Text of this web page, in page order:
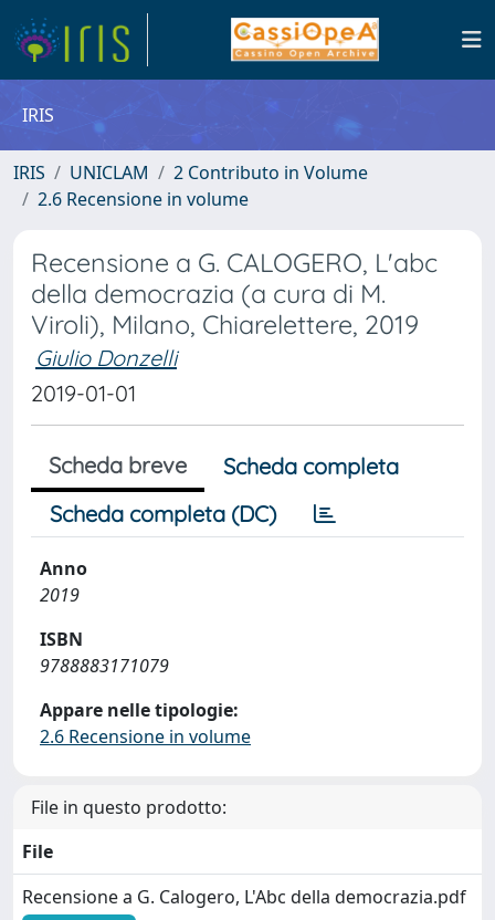
IRIS
IRIS UNICLAM
2 Contributo in Volume
2.6 Recensione in volume
Recensione a G. CALOGERO, L'abc
della democrazia (a cura di M.
Viroli), Milano, Chiarelettere, 2019
Giulio Donzelli
2019-01-01
Scheda breve
Scheda completa
Scheda completa (DC)
Anno
2019
ISBN
9788883171079
Appare nelle tipologie:
2.6 Recensione in volume
File in questo prodotto:
File
Recensione a G. Calogero, L'Abc della democrazia.pdf